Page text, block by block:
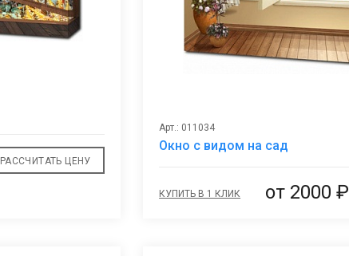
избранное
РАССЧИТАТЬ ЦЕНУ
Арт.: 011034
Окно с видом на сад
КУПИТЬ В 1 КЛИК от 2000 ₽